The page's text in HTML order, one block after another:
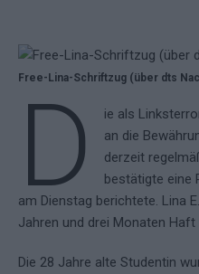
Free-Lina-Schriftzug (über dts
D
ie als
an die
derzeit
bestätigte eine
am Dienstag berichtete. Lina
Jahren und drei Monaten Haft
Die 28 Jahre alte Studentin